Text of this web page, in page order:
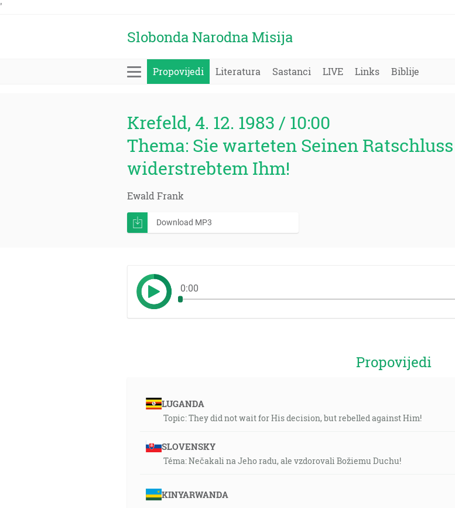
'
Slobonda Narodna Misija
Propovijedi Literatura Sastanci LIVE Links Biblije
Krefeld, 4. 12. 1983 / 10:00
Thema: Sie warteten Seinen
widerstrebtem Ihm!
Ewald Frank
Download MP3
0:00
Propovijedi
LUGANDA
Topic: They did not wait for His decision, but rebelled against Him!
SLOVENSKY
Téma: Nečakali na Jeho radu, ale vzdorovali Božiemu Duchu!
KINYARWANDA